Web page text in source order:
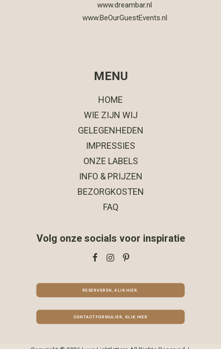
www.dreambar.nl
www.BeOurGuestEvents.nl
MENU
HOME
WIE ZIJN WIJ
GELEGENHEDEN
IMPRESSIES
ONZE LABELS
INFO & PRIJZEN
BEZORGKOSTEN
FAQ
Volg onze socials voor inspiratie
RESERVEREN, KLIK HIER.
CONTACTFORMULIER, KLIK HIER